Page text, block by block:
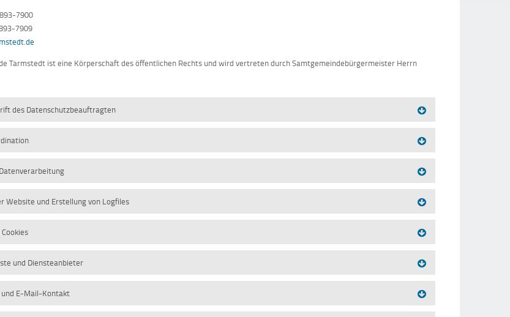
7900
7909
Tarmstedt ist eine Körperschaft des öffentlichen Rechts und wird vertreten durch Samtgemeindebürgermeister Herrn
des Datenschutzbeauftragten
Website und Erstellung von Logfiles
und Diensteanbieter
E-Mail-Kontakt